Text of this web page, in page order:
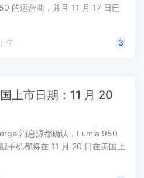
的运营商，并且 11 月 17 日已
6:37 上午 3
上市日期：11 月 20
消息源都确认，Lumia 950
手机都将在 11 月 20 日在美国上